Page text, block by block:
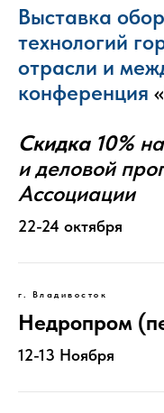
Выставка
технологий
отрасли и
конференция «
Скидка 10%на
и деловой
Ассоциации
22-24 октября
г. Владивосток
Недропром
12-13 Ноября